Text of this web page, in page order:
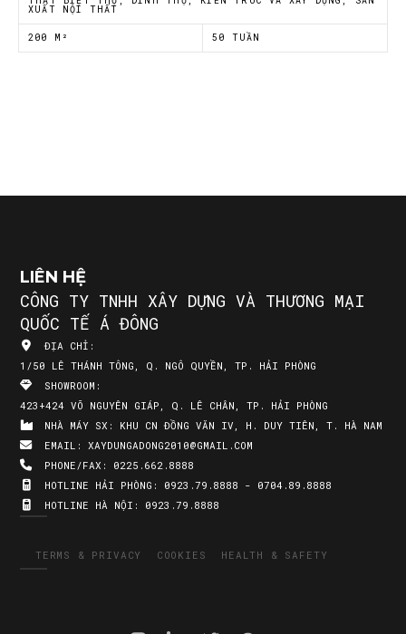
XUẤT NỘI THẤT
200 M² 50 TUẦN
LIÊN HỆ
CÔNG TY TNHH XÂY DỰNG VÀ THƯƠNG MẠI
QUỐC TẾ Á ĐÔNG
ĐỊA CHỈ:
1/50 LÊ THÁNH TÔNG, Q. NGÔ QUYỀN, TP. HẢI PHÒNG
SHOWROOM:
423+424 VÕ NGUYÊN GIÁP, Q. LÊ CHÂN, TP. HẢI PHÒNG
NHÀ MÁY SX: KHU CN ĐỒNG VĂN IV, H. DUY TIÊN, T. HÀ NAM
EMAIL: XAYDUNGADONG2010@GMAIL.COM
PHONE/FAX: 0225.662.8888
HOTLINE HẢI PHÒNG: 0923.79.8888 - 0704.89.8888
HOTLINE HÀ NỘI: 0923.79.8888
TERMS & PRIVACY COOKIES HEALTH & SAFETY